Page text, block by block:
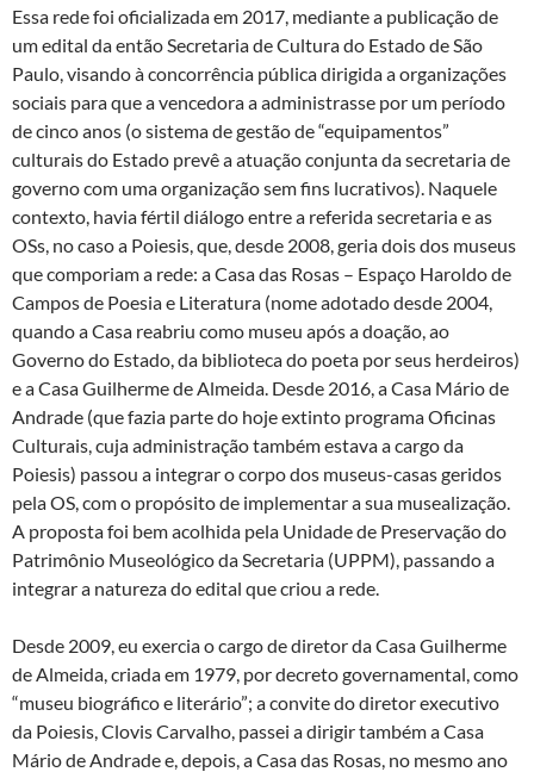
Essa rede foi oficializada em 2017, mediante a publicação de
um edital da então Secretaria de Cultura do Estado de São
Paulo, visando à concorrência pública dirigida a organizações
sociais para que a vencedora a administrasse por um período
de cinco anos (o sistema de gestão de “equipamentos”
culturais do Estado prevê a atuação conjunta da secretaria de
governo com uma organização sem fins lucrativos). Naquele
contexto, havia fértil diálogo entre a referida secretaria e as
OSs, no caso a Poiesis, que, desde 2008, geria dois dos museus
que comporiam a rede: a Casa das Rosas – Espaço Haroldo de
Campos de Poesia e Literatura (nome adotado desde 2004,
quando a Casa reabriu como museu após a doação, ao
Governo do Estado, da biblioteca do poeta por seus herdeiros)
e a Casa Guilherme de Almeida. Desde 2016, a Casa Mário de
Andrade (que fazia parte do hoje extinto programa Oficinas
Culturais, cuja administração também estava a cargo da
Poiesis) passou a integrar o corpo dos museus-casas geridos
pela OS, com o propósito de implementar a sua musealização.
A proposta foi bem acolhida pela Unidade de Preservação do
Patrimônio Museológico da Secretaria (UPPM), passando a
integrar a natureza do edital que criou a rede.
Desde 2009, eu exercia o cargo de diretor da Casa Guilherme
de Almeida, criada em 1979, por decreto governamental, como
“museu biográfico e literário”; a convite do diretor executivo
da Poiesis, Clovis Carvalho, passei a dirigir também a Casa
Mário de Andrade e, depois, a Casa das Rosas, no mesmo ano